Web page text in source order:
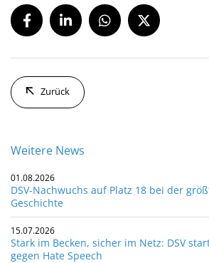
Zurück
Weitere News
01.08.2026
DSV-Nachwuchs auf Platz 18 bei der
Geschichte
15.07.2026
Stark im Becken, sicher im Netz: DSV
gegen Hate Speech